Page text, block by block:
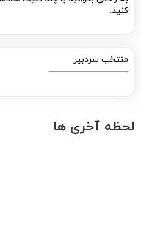
کنید.
منتخب سردبیر
لحظه آخری ها